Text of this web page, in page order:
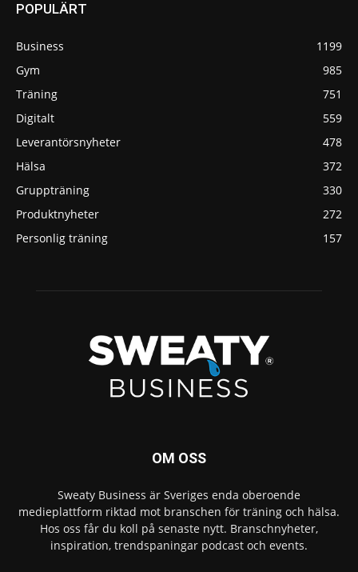
POPULÄRT
Business
1199
Gym
985
Träning
751
Digitalt
559
Leverantörsnyheter
478
Hälsa
372
Gruppträning
330
Produktnyheter
272
Personlig träning
157
OM OSS
Sweaty Business är Sveriges enda oberoende
medieplattform riktad mot branschen för träning och hälsa.
Hos oss får du koll på senaste nytt. Branschnyheter,
inspiration, trendspaningar podcast och events.